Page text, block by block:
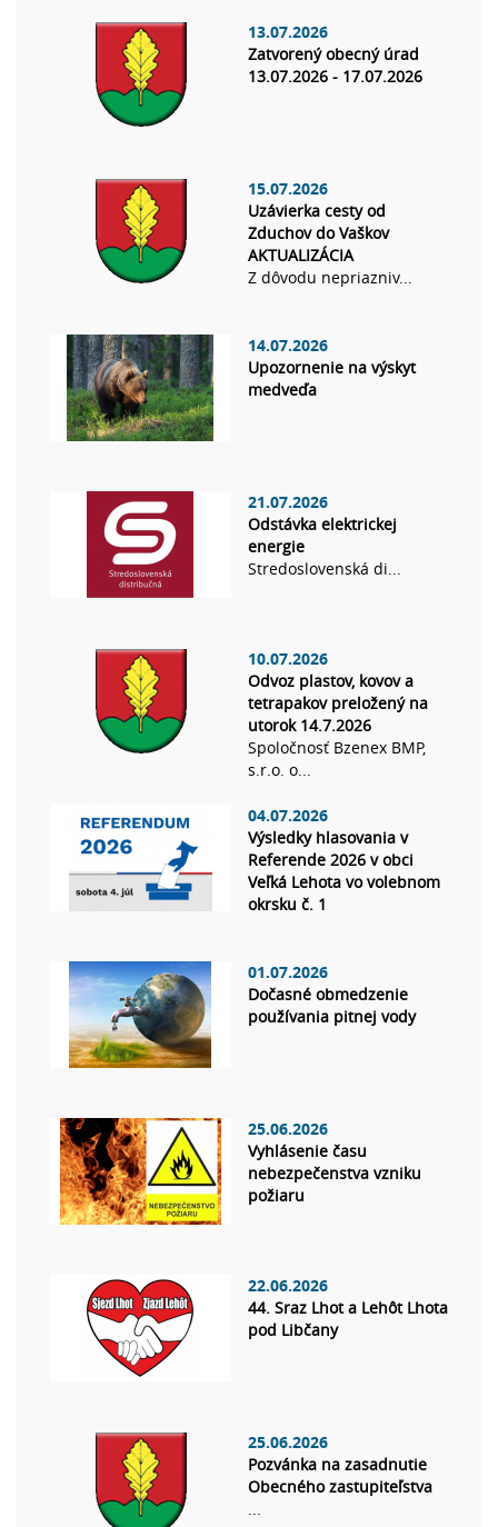
13.07.2026
Zatvorený obecný úrad
13.07.2026 - 17.07.2026
15.07.2026
Uzávierka cesty od
Zduchov do Vaškov
AKTUALIZÁCIA
Z dôvodu nepriazniv...
14.07.2026
Upozornenie na výskyt
medveďa
21.07.2026
Odstávka elektrickej
energie
Stredoslovenská di...
10.07.2026
Odvoz plastov, kovov a
tetrapakov preložený na
utorok 14.7.2026
Spoločnosť Bzenex BMP,
s.r.o. o...
04.07.2026
Výsledky hlasovania v
Referende 2026 v obci
Veľká Lehota vo volebnom
okrsku č. 1
01.07.2026
Dočasné obmedzenie
používania pitnej vody
25.06.2026
Vyhlásenie času
nebezpečenstva vzniku
požiaru
22.06.2026
44. Sraz Lhot a Lehôt Lhota
pod Libčany
25.06.2026
Pozvánka na zasadnutie
Obecného zastupiteľstva
...